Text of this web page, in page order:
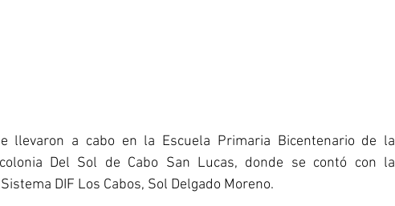
llevaron a cabo en la Escuela Primaria Bicentenario de la
Del Sol de Cabo San Lucas, donde se contó con la
DIF Los Cabos, Sol Delgado Moreno.